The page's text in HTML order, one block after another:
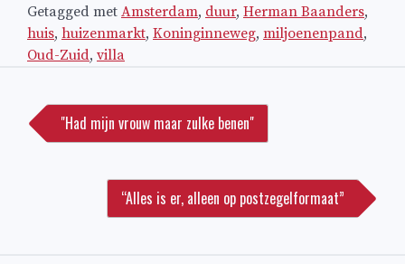
Getagged met Amsterdam, duur, Herman Baanders,
huis, huizenmarkt, Koninginneweg, miljoenenpand,
Oud-Zuid, villa
navigatie
"Had mijn vrouw maar zulke benen"
“Alles is er, alleen op postzegelformaat”